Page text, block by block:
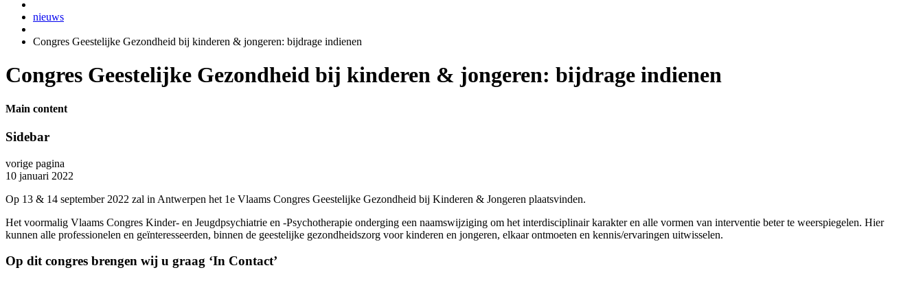
nieuws
Congres Geestelijke Gezondheid bij kinderen & jongeren: bijdrage indienen
Congres Geestelijke Gezondheid bij kinderen & jongeren: bijdrage indienen
Main content
Sidebar
vorige pagina
10 januari 2022
Op 13 & 14 september 2022 zal in Antwerpen het 1e Vlaams Congres Geestelijke Gezondheid bij Kinderen & Jongeren plaatsvinden.
Het voormalig Vlaams Congres Kinder- en Jeugdpsychiatrie en -Psychotherapie onderging een naamswijziging om het interdisciplinair karakter en alle vormen van interventie beter te weerspiegelen. Hier
kunnen alle professionelen en geïnteresseerden, binnen de geestelijke gezondheidszorg voor kinderen en jongeren, elkaar ontmoeten en kennis/ervaringen uitwisselen.
Op dit congres brengen wij u graag ‘In Contact’